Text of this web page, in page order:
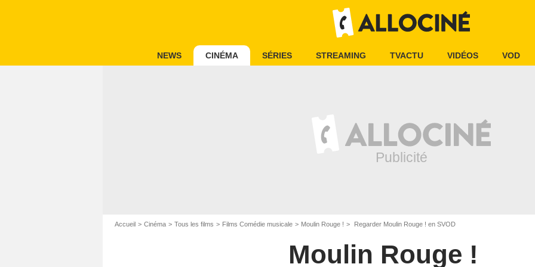
NEWS CINÉMA SÉRIES STREAMING TVACTU VIDÉOS VOD
Accueil Cinéma Tous les films Films Comédie musicale Moulin Rouge ! Regarder Moulin Rouge ! en SVOD
Moulin Rouge !